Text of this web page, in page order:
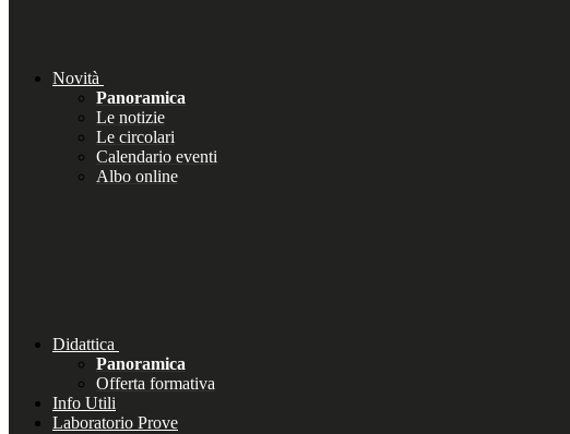
Novità
Panoramica
Le notizie
Le circolari
Calendario eventi
Albo online
Didattica
Panoramica
Offerta formativa
Info Utili
Laboratorio Prove